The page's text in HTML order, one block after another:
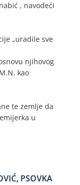
, navodeći
„uradile sve
njihovog
kao
te zemlje da
u
, PSOVKA